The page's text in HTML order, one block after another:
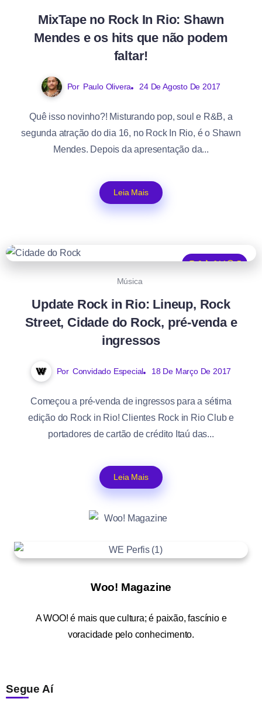
MixTape no Rock In Rio: Shawn
Mendes e os hits que não podem
faltar!
Por Paulo Olivera 24 De Agosto De 2017
Quê isso novinho?! Misturando pop, soul e R&B, a
segunda atração do dia 16, no Rock In Rio, é o Shawn
Mendes. Depois da apresentação da...
Leia Mais
0 611
5
Música
Update Rock in Rio: Lineup, Rock
Street, Cidade do Rock, pré-venda e
ingressos
Por Convidado Especial 18 De Março De 2017
Começou a pré-venda de ingressos para a sétima
edição do Rock in Rio! Clientes Rock in Rio Club e
portadores de cartão de crédito Itaú das...
Leia Mais
Woo! Magazine
AWOO! é mais que cultura; é paixão, fascínio e
voracidade pelo conhecimento.
Segue Aí